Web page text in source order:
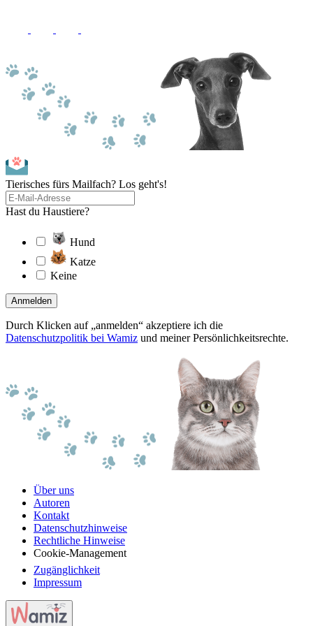
Tierisches fürs Mailfach? Los geht's!
Hast du Haustiere?
Hund
Katze
Keine
Anmelden
Durch Klicken auf „anmelden“ akzeptiere ich die
Datenschutzpolitik bei Wamiz und meiner Persönlichkeitsrechte.
Über uns
Autoren
Kontakt
Datenschutzhinweise
Rechtliche Hinweise
Cookie-Management
Zugänglichkeit
Impressum